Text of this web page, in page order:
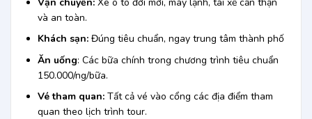
và an toàn.
Khách sạn:Đúng tiêu chuẩn, ngay trung tâm thành phố
Ăn uống: Các bữa chính trong chương trình tiêu chuẩn
150.000/ng/bữa.
Vé tham quan:Tất cả vé vào cổng các địa điểm tham
quan theo lịch trình tour.